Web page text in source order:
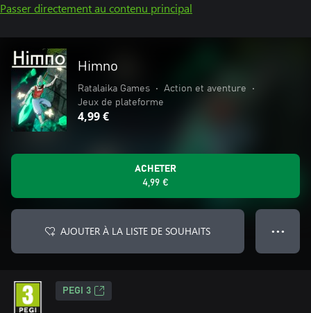
Passer directement au contenu principal
Himno
Ratalaika Games • Action et aventure
•
Jeux de plateforme
4,99 €
ACHETER
4,99 €
AJOUTER À LA LISTE DE SOUHAITS ● ● ●
PEGI 3